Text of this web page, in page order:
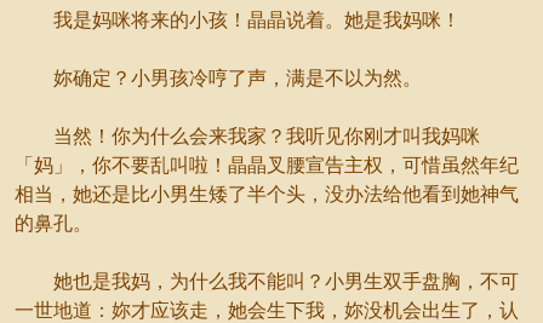
我是妈咪将来的小孩！晶晶说着。她是我妈咪！
妳确定？小男孩冷哼了声，满是不以为然。
当然！你为什么会来我家？我听见你刚才叫我妈咪
「妈」，你不要乱叫啦！晶晶叉腰宣告主权，可惜虽然年纪
相当，她还是比小男生矮了半个头，没办法给他看到她神气
的鼻孔。
她也是我妈，为什么我不能叫？小男生双手盘胸，不可
一世地道：妳才应该走，她会生下我，妳没机会出生了，认